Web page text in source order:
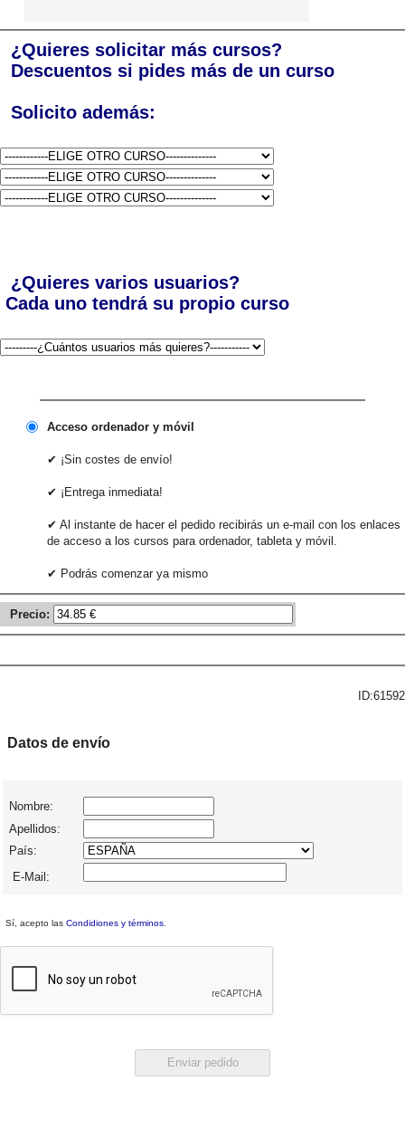
¿Quieres solicitar más cursos?
Descuentos si pides más de un curso
Solicito además:
¿Quieres varios usuarios?
Cada uno tendrá su propio curso
Acceso ordenador y móvil
✔ ¡Sin costes de envío!
✔ ¡Entrega inmediata!
✔ Al instante de hacer el pedido recibirás un e-mail con los enlaces
de acceso a los cursos para ordenador, tableta y móvil.
✔ Podrás comenzar ya mismo
Precio:
ID:61592
Datos de envío
Nombre:
Apellidos:
País:
E-Mail:
Sí, acepto las Condidiones y términos